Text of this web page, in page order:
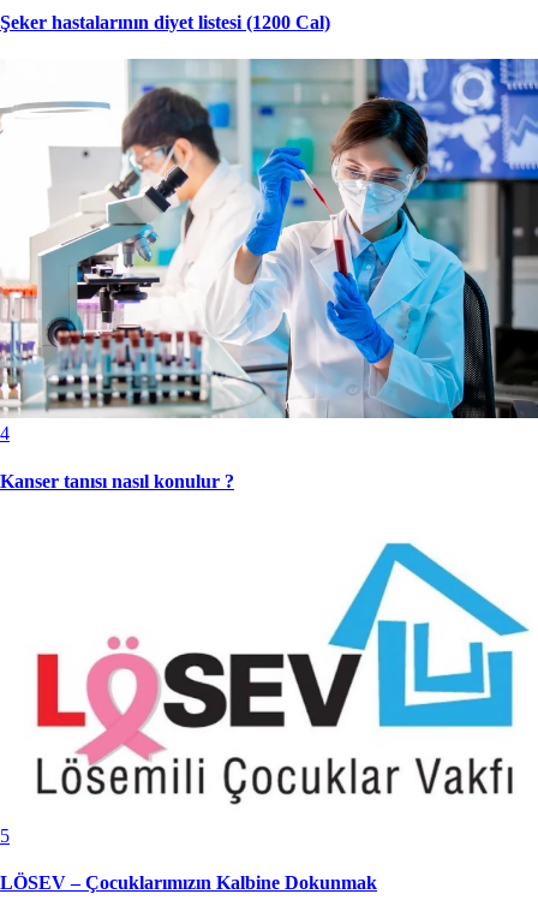
Şeker hastalarının diyet listesi (1200 Cal)
4
Kanser tanısı nasıl konulur ?
5
LÖSEV – Çocuklarımızın Kalbine Dokunmak